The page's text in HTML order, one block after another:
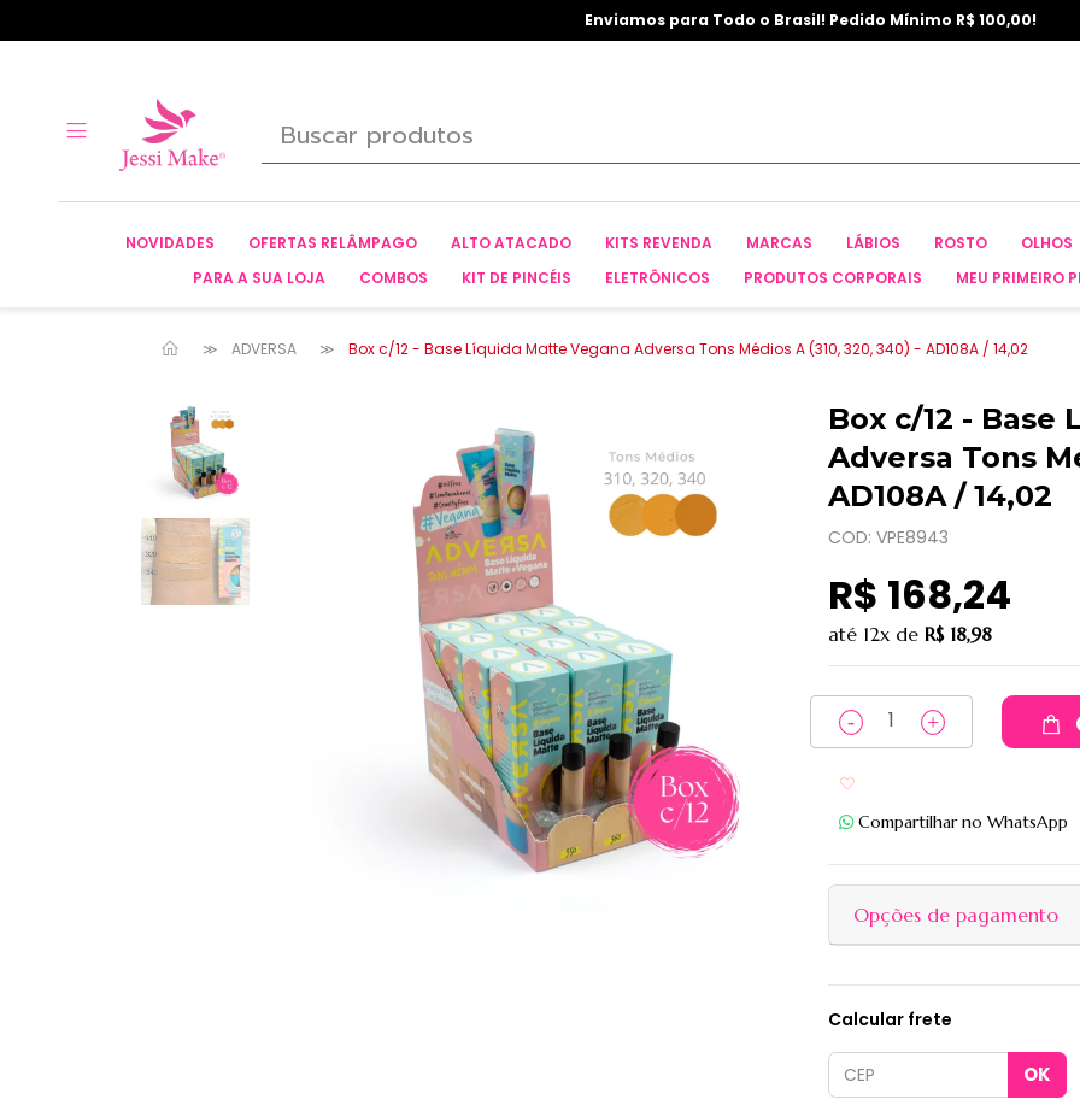
Enviamos para Todo o Brasil! Pedido Mínimo R$ 100,00!
NOVIDADES OFERTAS RELÂMPAGO ALTO ATACADO KITS REVENDA MARCAS LÁBIOS ROSTO OLHOS
PARA A SUA LOJA
COMBOS KIT DE PINCÉIS ELETRÔNICOS PRODUTOS CORPORAIS MEU PRIMEIRO
ADVERSA Box c/12 - Base Líquida Matte Vegana Adversa Tons Médios A (310, 320, 340) - AD108A / 14,02
Box c/12 - Base
Adversa Tons
AD108A / 14,02
COD: VPE8943
R$ 168,24
até 12x de R$ 18,98
Compartilhar no WhatsApp
Opções de pagamento
Calcular frete